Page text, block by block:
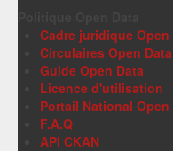
Cadre juridique Open
Circulaires Open Data
Guide Open Data
Licence d'utilisation
Portail National Open
F.A.Q
API CKAN